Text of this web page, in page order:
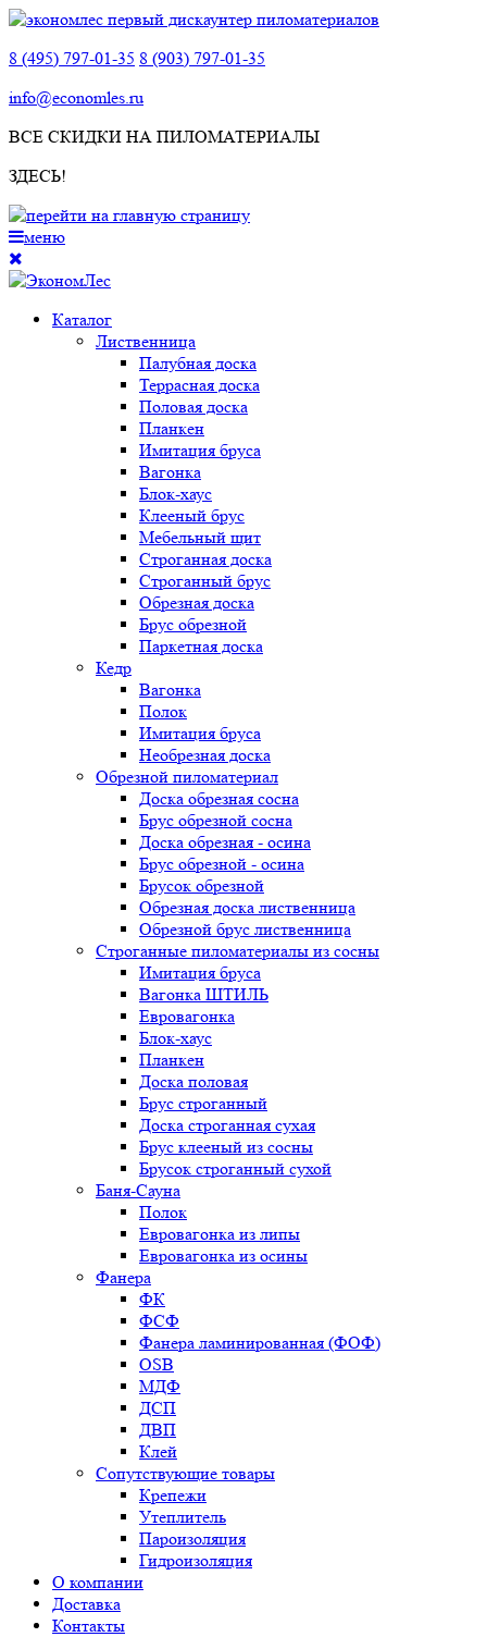
8 (495) 797-01-35 8 (903) 797-01-35
info@economles.ru
ВСЕ СКИДКИ НА ПИЛОМАТЕРИАЛЫ
ЗДЕСЬ!
меню
Каталог
Лиственница
Палубная доска
Террасная доска
Половая доска
Планкен
Имитация бруса
Вагонка
Блок-хаус
Клееный брус
Мебельный щит
Строганная доска
Строганный брус
Обрезная доска
Брус обрезной
Паркетная доска
Кедр
Вагонка
Полок
Имитация бруса
Необрезная доска
Обрезной пиломатериал
Доска обрезная сосна
Брус обрезной сосна
Доска обрезная - осина
Брус обрезной - осина
Брусок обрезной
Обрезная доска лиственница
Обрезной брус лиственница
Строганные пиломатериалы из сосны
Имитация бруса
Вагонка ШТИЛЬ
Евровагонка
Блок-хаус
Планкен
Доска половая
Брус строганный
Доска строганная сухая
Брус клееный из сосны
Брусок строганный сухой
Баня-Сауна
Полок
Евровагонка из липы
Евровагонка из осины
Фанера
ФК
ФСФ
Фанера ламинированная (ФОФ)
OSB
МДФ
ДСП
ДВП
Клей
Сопутствующие товары
Крепежи
Утеплитель
Пароизоляция
Гидроизоляция
О компании
Доставка
Контакты